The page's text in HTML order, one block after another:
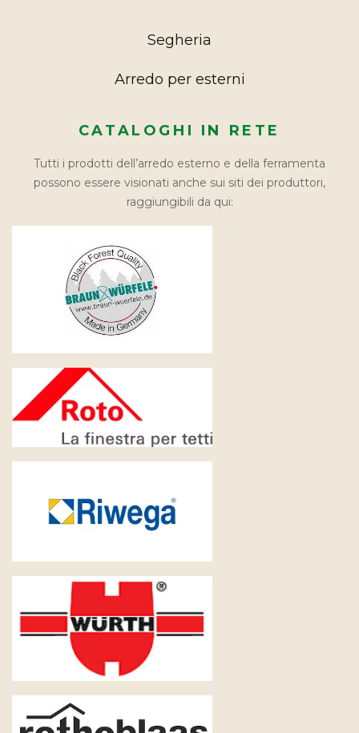
Segheria
Arredo per esterni
CATALOGHI IN RETE
Tutti i prodotti dell’arredo esterno e della ferramenta
possono essere visionati anche sui siti dei produttori,
raggiungibili da qui: